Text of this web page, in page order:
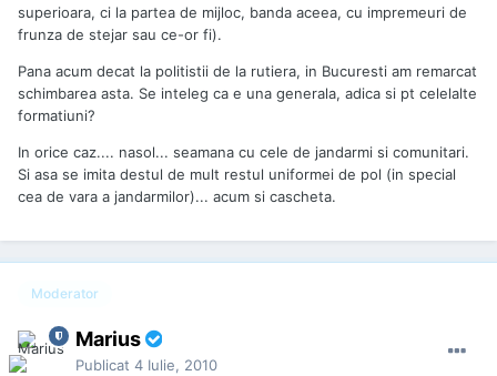
superioara, ci la partea de mijloc, banda aceea, cu impremeuri de
frunza de stejar sau ce-or fi).
Pana acum decat la politistii de la rutiera, in Bucuresti am remarcat
schimbarea asta. Se inteleg ca e una generala, adica si pt celelalte
formatiuni?
In orice caz.... nasol... seamana cu cele de jandarmi si comunitari.
Si asa se imita destul de mult restul uniformei de pol (in special
cea de vara a jandarmilor)... acum si cascheta.
Moderator
Marius
Publicat 4 Iulie, 2010